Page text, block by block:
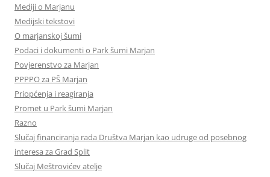
Mediji o Marjanu
Medijski tekstovi
O marjanskoj šumi
Podaci i dokumenti o Park šumi Marjan
Povjerenstvo za Marjan
PPPPO za PŠ Marjan
Priopćenja i reagiranja
Promet u Park šumi Marjan
Razno
Slučaj financiranja rada Društva Marjan kao udruge od posebnog
interesa za Grad Split
Slučaj Meštrovićev atelje